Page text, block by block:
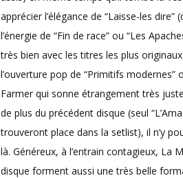
apprécier l’élégance de “Laisse-les
l’énergie de “Fin de race” ou “Les
très bien avec les titres les plus
l’ouverture pop de “Primitifs
Farmer qui sonne étrangement très
de plus du précédent disque (seul
trouveront place dans la setlist), il n’y
là. Généreux, à l’entrain contagieux, La
disque forment aussi une très belle